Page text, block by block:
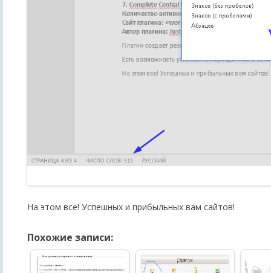
На этом все! Успешных и прибыльных вам сайтов!
Похожие записи: